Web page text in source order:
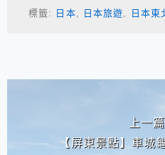
標籤: 日本 日本旅遊 日本東
上一
【屏東景點】車城